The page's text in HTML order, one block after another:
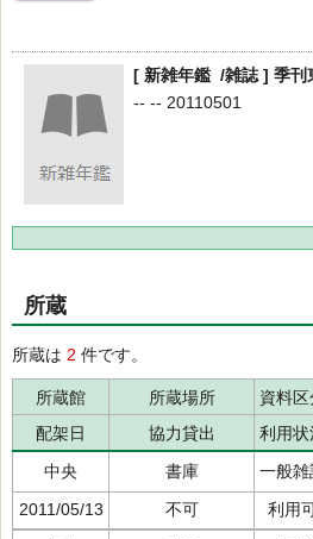
[ 新雑年鑑 /雑誌 ] 季刊
-- -- 20110501
所蔵
所蔵は 2 件です。
所蔵館 所蔵場所 資料区
配架日
協力貸出 利用状
中央
書庫 一般雑
2011/05/13
不可 利用